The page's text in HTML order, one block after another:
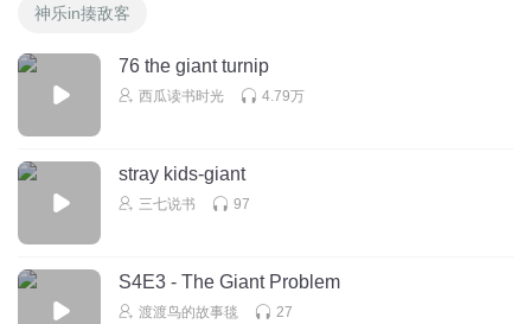
神乐in揍敌客
76 the giant turnip
西瓜读书时光 4.79万
stray kids-giant
三七说书 97
S4E3 - The Giant Problem
渡渡鸟的故事毯 27